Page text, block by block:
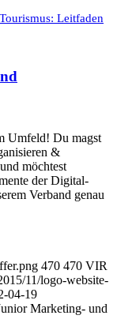
Leitfaden
Umfeld! Du magst
&
möchtest
der Digital-
Verband genau
470 470 VIR
11/logo-website-
04-19
Marketing- und